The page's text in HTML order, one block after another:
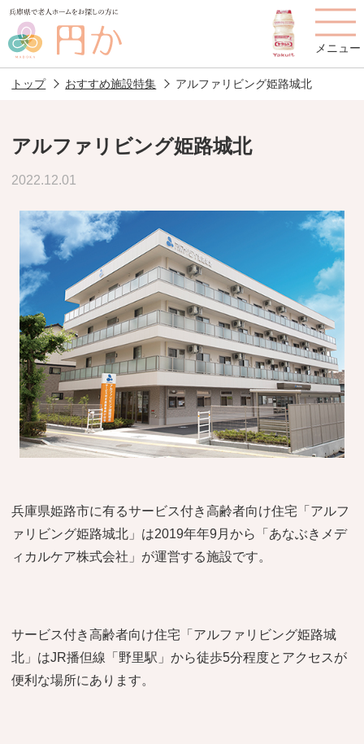
メニュー
探す
施設選びのポイント
老人ホームの種類 よくあるご質問
スタッフ紹介 アクセス
相談者様の声 お役立ち情報
おすすめ施設特集 施設関係者の方へ
トップ おすすめ施設特集 アルファリビング姫路城北
アルファリビング姫路城北
2022.12.01
兵庫県姫路市に有るサービス付き高齢者向け住宅「アルフ
ァリビング姫路城北」は2019年年9月から「あなぶきメデ
ィカルケア株式会社」が運営する施設です。
サービス付き高齢者向け住宅「アルファリビング姫路城
北」はJR播但線「野里駅」から徒歩5分程度とアクセスが
便利な場所にあります。